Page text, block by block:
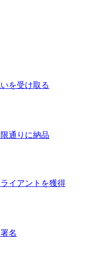
を受け取る
通りに納品
イアントを獲得
名